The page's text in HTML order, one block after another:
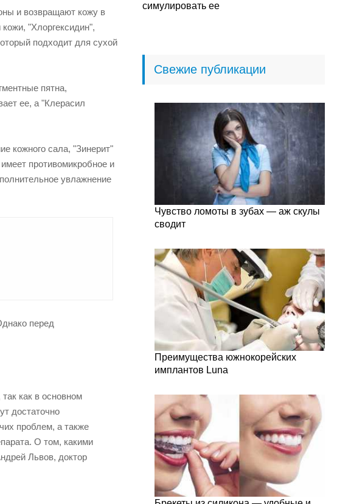
и возвращают кожу в
"Хлоргексидин",
подходит для сухой
пятна,
ее, а "Клерасил
кожного сала, "Зинерит"
противомикробное и
увлажнение
перед
как в основном
достаточно
проблем, а также
О том, какими
Львов, доктор
симулировать ее
Свежие публикации
Чувство ломоты в зубах — аж скулы
сводит
Преимущества южнокорейских
имплантов Luna